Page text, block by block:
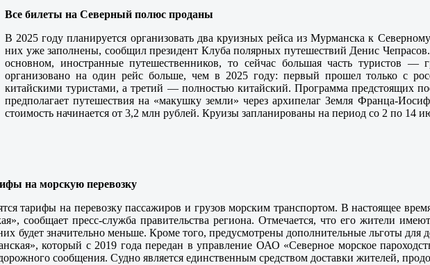
Все билеты на Северный полюс проданы
В 2025 году планируется организовать два круизных рейса из Мурманска к
них уже заполнены, сообщил президент Клуба полярных путешествий Денис
основном, иностранные путешественников, то сейчас большая часть
организовано на один рейс больше, чем в 2025 году: первый прошел только с
китайскими туристами, а третий — полностью китайский. Программа предстоящих
предполагает путешествия на «макушку земли» через архипелаг Земля Франца-
стоимость начинается от 3,2 млн рублей. Круизы запланированы на период со 2 по 14
на морскую перевозку
тарифы на перевозку пассажиров и грузов морским транспортом. В настоящее
сообщает пресс-служба правительства региона. Отмечается, что его жители
будет значительно меньше. Кроме того, предусмотрены дополнительные льготы
который с 2019 года передан в управление ОАО «Северное морское
сообщения. Судно является единственным средством доставки жителей,